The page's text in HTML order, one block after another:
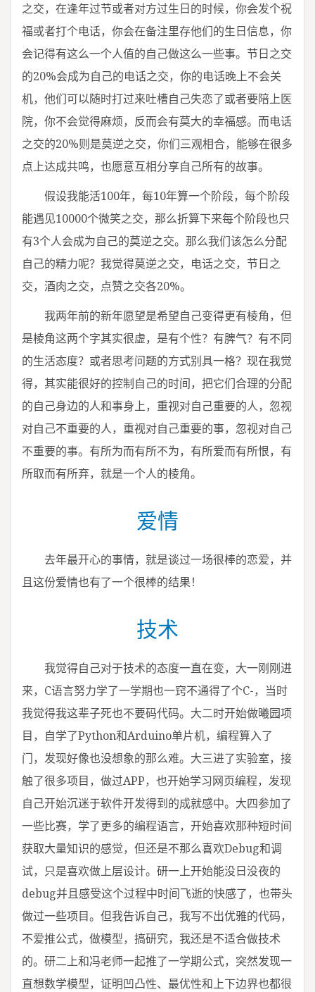
之交，在逢年过节或者对方过生日的时候，你会发个祝
福或者打个电话，你会在备注里存他们的生日信息，你
会记得有这么一个人值的自己做这么一些事。节日之交
的20%会成为自己的电话之交，你的电话晚上不会关
机，他们可以随时打过来吐槽自己失恋了或者要陪上医
院，你不会觉得麻烦，反而会有莫大的幸福感。而电话
之交的20%则是莫逆之交，你们三观相合，能够在很多
点上达成共鸣，也愿意互相分享自己所有的故事。
假设我能活100年，每10年算一个阶段，每个阶段
能遇见10000个微笑之交，那么折算下来每个阶段也只
有3个人会成为自己的莫逆之交。那么我们该怎么分配
自己的精力呢？我觉得莫逆之交，电话之交，节日之
交，酒肉之交，点赞之交各20%。
我两年前的新年愿望是希望自己变得更有棱角，但
是棱角这两个字其实很虚，是有个性？有脾气？有不同
的生活态度？或者思考问题的方式别具一格？现在我觉
得，其实能很好的控制自己的时间，把它们合理的分配
的自己身边的人和事身上，重视对自己重要的人，忽视
对自己不重要的人，重视对自己重要的事，忽视对自己
不重要的事。有所为而有所不为，有所爱而有所恨，有
所取而有所弃，就是一个人的棱角。
爱情
去年最开心的事情，就是谈过一场很棒的恋爱，并
且这份爱情也有了一个很棒的结果！
技术
我觉得自己对于技术的态度一直在变，大一刚刚进
来，C语言努力学了一学期也一窍不通得了个C-，当时
我觉得我这辈子死也不要码代码。大二时开始做曦园项
目，自学了Python和Arduino单片机，编程算入了
门，发现好像也没想象的那么难。大三进了实验室，接
触了很多项目，做过APP，也开始学习网页编程，发现
自己开始沉迷于软件开发得到的成就感中。大四参加了
一些比赛，学了更多的编程语言，开始喜欢那种短时间
获取大量知识的感觉，但还是不那么喜欢Debug和调
试，只是喜欢做上层设计。研一上开始能没日没夜的
debug并且感受这个过程中时间飞逝的快感了，也带头
做过一些项目。但我告诉自己，我写不出优雅的代码，
不爱推公式，做模型，搞研究，我还是不适合做技术
的。研二上和冯老师一起推了一学期公式，突然发现一
直想数学模型，证明凹凸性、最优性和上下边界也都很